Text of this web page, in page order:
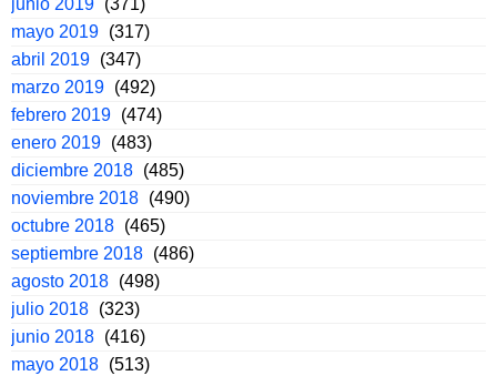
junio 2019 (371)
mayo 2019 (317)
abril 2019 (347)
marzo 2019 (492)
febrero 2019 (474)
enero 2019 (483)
diciembre 2018 (485)
noviembre 2018 (490)
octubre 2018 (465)
septiembre 2018 (486)
agosto 2018 (498)
julio 2018 (323)
junio 2018 (416)
mayo 2018 (513)